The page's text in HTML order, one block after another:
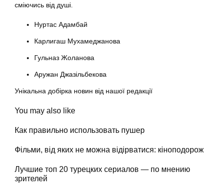
сміючись від душі.
Нуртас Адамбай
Карлигаш Мухамеджанова
Гульназ Жоланова
Аружан Джазільбекова
Унікальна добірка новин від нашої редакції
You may also like
Как правильно использовать пушер
Фільми, від яких не можна відірватися: кіноподорож
Лучшие топ 20 турецких сериалов — по мнению
зрителей